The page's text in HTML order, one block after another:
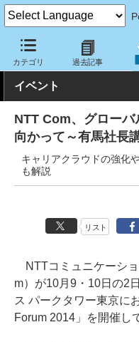
カテゴリ 過去記事
クラウド Watch イベント
イベント
NTT Com、グロー
向かって～有馬社長
キャリアクラウドの強化
も解説
リスト
NTTコミュニケーシ
m）が10月9・10日の2
ス パークタワー東京に
Forum 2014」を開催し